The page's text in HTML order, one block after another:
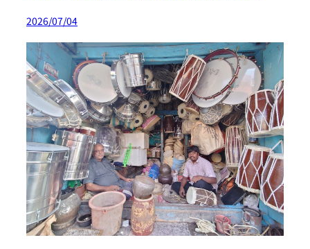
2026/07/04